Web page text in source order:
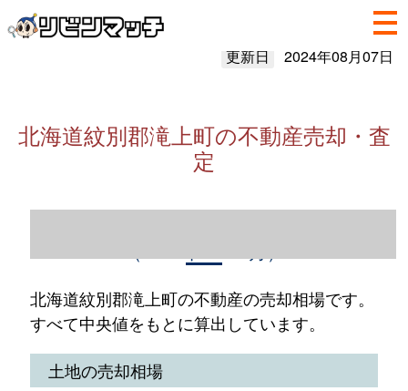
更新日 2024年08月07日
北海道紋別郡滝上町の不動産売却・査
定
北海道紋別郡滝上町の不動産の売却相場です。
すべて中央値をもとに算出しています。
土地の売却相場